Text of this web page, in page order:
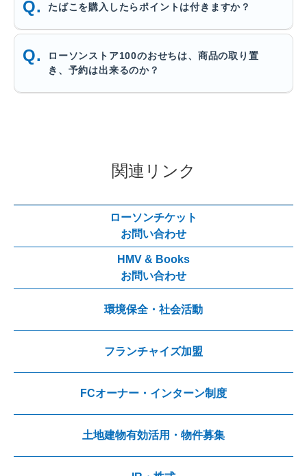
たばこを購入したらポイントは付きますか？
ローソンストア100のおせちは、商品の取り置
き、予約は出来るのか？
関連リンク
ローソンチケット
お問い合わせ
HMV & Books
お問い合わせ
環境保全・社会活動
フランチャイズ加盟
FCオーナー・インターン制度
土地建物有効活用・物件募集